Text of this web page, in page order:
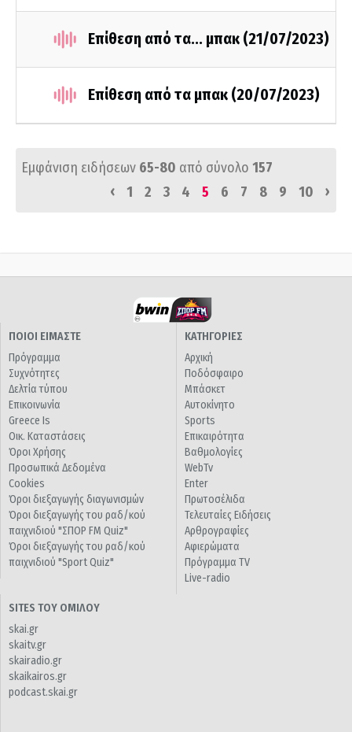
Επίθεση από τα... μπακ (21/07/2023)
Επίθεση από τα μπακ (20/07/2023)
Εμφάνιση ειδήσεων 65-80 από σύνολο 157
‹
1 2 3 4 5 6 7 8 9 10 ›
ΠΟΙΟΙ ΕΙΜΑΣΤΕ
Πρόγραμμα
Συχνότητες
Δελτία τύπου
Επικοινωνία
Greece Is
Οικ. Καταστάσεις
Όροι Χρήσης
Προσωπικά Δεδομένα
Cookies
Όροι διεξαγωγής διαγωνισμών
Όροι διεξαγωγής του ραδ/κού
παιχνιδιού "ΣΠΟΡ FM Quiz"
Όροι διεξαγωγής του ραδ/κού
παιχνιδιού "Sport Quiz"
ΚΑΤΗΓΟΡΙΕΣ
Αρχική
Ποδόσφαιρο
Μπάσκετ
Αυτοκίνητο
Sports
Επικαιρότητα
Βαθμολογίες
WebTv
Enter
Πρωτοσέλιδα
Τελευταίες Ειδήσεις
Αρθρογραφίες
Αφιερώματα
Πρόγραμμα TV
Live-radio
SITES ΤΟΥ ΟΜΙΛΟΥ
skai.gr
skaitv.gr
skairadio.gr
skaikairos.gr
podcast.skai.gr